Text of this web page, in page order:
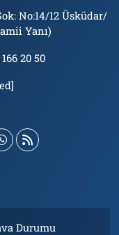
No:14/12 Üsküdar/
Yanı)
20 50
Durumu